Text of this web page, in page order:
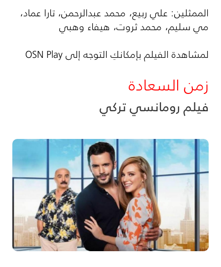
الممثلين: علي ربيع، محمد عبدالرحمن، تارا عماد،
مي سليم، محمد ثروت، هيفاء وهبي
لمشاهدة الفيلم بإمكانكِ التوجه إلى OSN Play
زمن السعادة
فيلم رومانسي تركي